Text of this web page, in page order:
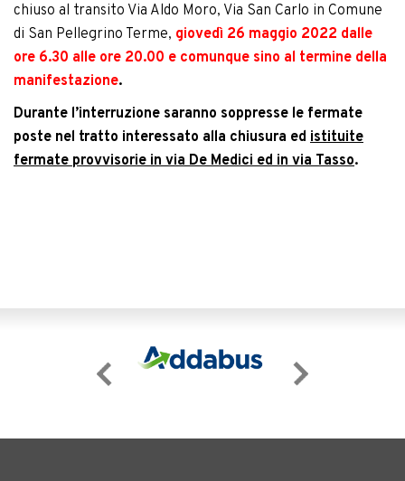
chiuso al transito Via Aldo Moro, Via San Carlo in Comune
di San Pellegrino Terme, giovedì 26 maggio 2022 dalle
ore 6.30 alle ore 20.00 e comunque sino al termine della
manifestazione.
Durante l’interruzione saranno soppresse le fermate
poste nel tratto interessato alla chiusura ed istituite
fermate provvisorie in via De Medici ed in via Tasso.